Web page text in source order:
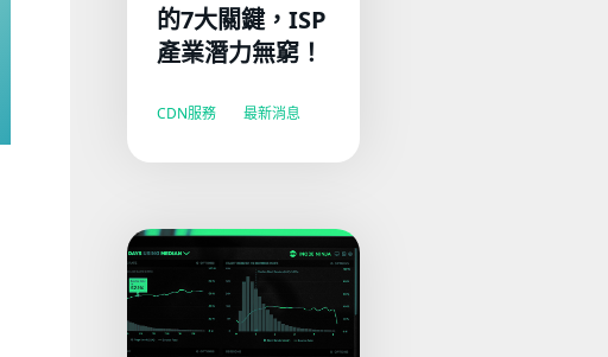
的7大關鍵，ISP
產業潛力無窮！
CDN服務 最新消息